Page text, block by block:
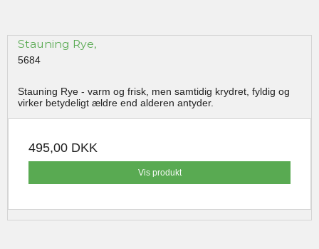
Stauning Rye,
5684
Stauning Rye - varm og frisk, men samtidig krydret, fyldig og
virker betydeligt ældre end alderen antyder.
495,00 DKK
Vis produkt